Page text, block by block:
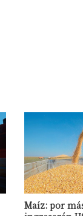
Maíz: por